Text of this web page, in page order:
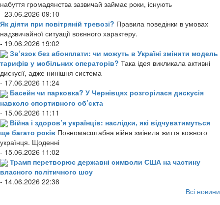
набуття громадянства зазвичай займає роки, існують
- 23.06.2026 09:10
Як діяти при повітряній тревозі? Правила поведінки в умовах
надзвичайної ситуації воєнного характеру.
- 19.06.2026 19:02
Зв’язок без абонплати: чи можуть в Україні змінити модель
тарифів у мобільних операторів? Така ідея викликала активні
дискусії, адже нинішня система
- 17.06.2026 11:24
Басейн чи парковка? У Чернівцях розгорілася дискусія
навколо спортивного об’єкта
- 15.06.2026 11:11
Війна і здоров’я українців: наслідки, які відчуватимуться
ще багато років Повномасштабна війна змінила життя кожного
українця. Щоденні
- 15.06.2026 11:02
Трамп перетворює державні символи США на частину
власного політичного шоу
- 14.06.2026 22:38
Всі новини